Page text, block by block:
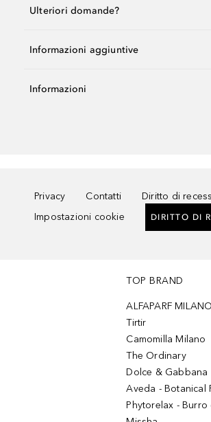
Ulteriori domande?
Informazioni aggiuntive
Informazioni
Privacy Contatti Diritto di
Impostazioni cookie
DIRITTO DI
TOP BRAND
ALFAPARF MILANO
Tirtir
Camomilla Milano
The Ordinary
Dolce & Gabbana
Aveda - Botanical
Phytorelax - Burro